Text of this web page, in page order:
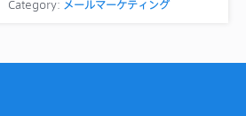
Category: メールマーケティング